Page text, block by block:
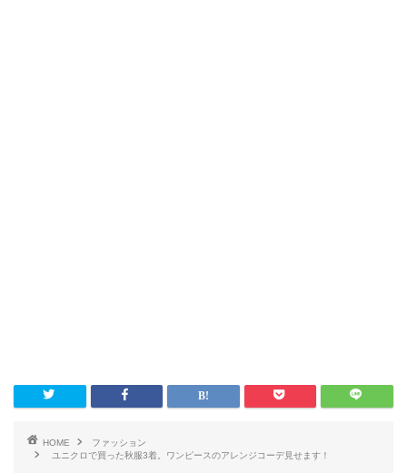
HOME
ファッション
ユニクロで買った秋服3着。ワンピースのアレンジコーデ見せます！